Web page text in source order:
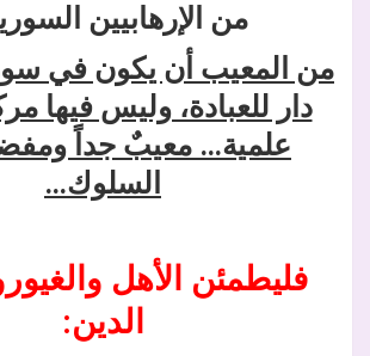
من الإرهابيين
دار للعبادة، وليس فيها
علمية… معيبٌ جداً
السلوك…
فليطمئن الأهل
الدين: